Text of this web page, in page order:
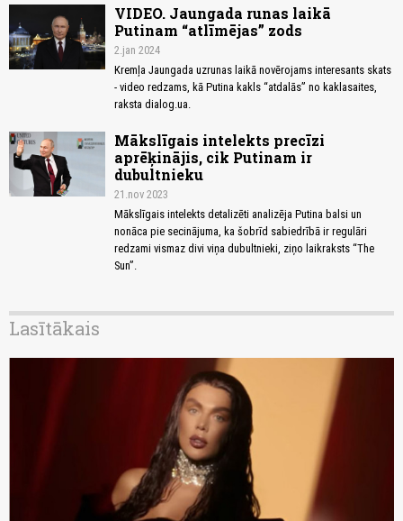
VIDEO. Jaungada runas laikā
Putinam “atlīmējas” zods
2.jan 2024
Kremļa Jaungada uzrunas laikā novērojams interesants skats
- video redzams, kā Putina kakls “atdalās” no kaklasaites,
raksta dialog.ua.
Mākslīgais intelekts precīzi
aprēķinājis, cik Putinam ir
dubultnieku
21.nov 2023
Mākslīgais intelekts detalizēti analizēja Putina balsi un
nonāca pie secinājuma, ka šobrīd sabiedrībā ir regulāri
redzami vismaz divi viņa dubultnieki, ziņo laikraksts “The
Sun”.
Lasītākais